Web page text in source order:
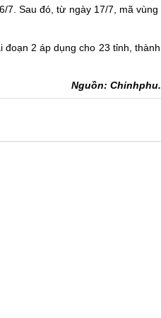
7. Sau đó, từ ngày 17/7, mã vùng
2 áp dụng cho 23 tỉnh,
Nguồn: